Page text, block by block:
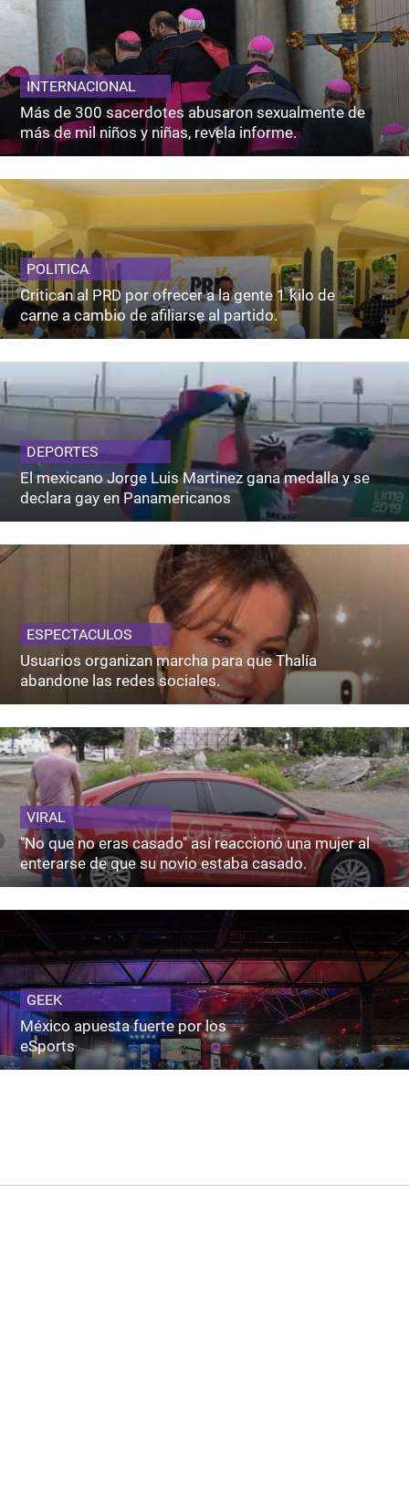
INTERNACIONAL
Más de 300 sacerdotes abusaron sexualmente de
más de mil niños y niñas, revela informe.
POLITICA
Critican al PRD por ofrecer a la gente 1 kilo de
carne a cambio de afiliarse al partido.
DEPORTES
El mexicano Jorge Luis Martinez gana medalla y se
declara gay en Panamericanos
ESPECTACULOS
Usuarios organizan marcha para que Thalía
abandone las redes sociales.
VIRAL
"No que no eras casado" así reaccionó una mujer al
enterarse de que su novio estaba casado.
GEEK
México apuesta fuerte por los
eSports